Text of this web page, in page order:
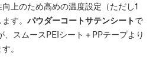
上のため高めの温度設定（ただし1
す。 パウダーコートサテンシートで
スムースPEIシート＋PPテープより
。